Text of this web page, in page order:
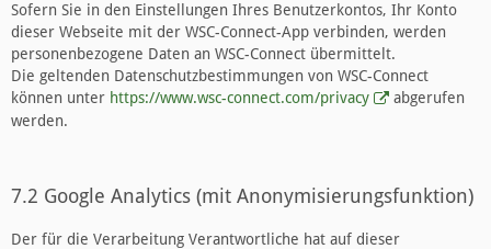
Sofern Sie in den Einstellungen Ihres Benutzerkontos, Ihr Konto
dieser Webseite mit der WSC-Connect-App verbinden, werden
personenbezogene Daten an WSC-Connect übermittelt.
Die geltenden Datenschutzbestimmungen von WSC-Connect
können unter https://www.wsc-connect.com/privacy
abgerufen
werden.
7.2 Google Analytics (mit Anonymisierungsfunktion)
Der für die Verarbeitung Verantwortliche hat auf dieser